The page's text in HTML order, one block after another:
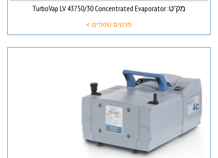
מק"ט: TurboVap LV 43750/30 Concentrated Evaporator
פרטים נוספים >